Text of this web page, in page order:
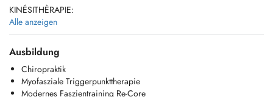
KINÉSITHÈRAPIE:
Schmerzen und Bewegungseinschränkungen haben meist mehr als nur
einen Grund. Oft liegen die Ursachen bei verschiedenen Fehlhaltungen
und Fehlbelastungen.
Gemeinsam erarbeiten wir eine auf Sie persönlich abgestimmte
Therapie für mehr Schmerz- und Bewegungsfreiheit. Durch
Chiropraktik in Verbindung mit Myofaszialen Behandlungen, werden in
der Regel schnelle Behandlungserfolge erzielt.
Alle anzeigen
Ausbildung
Chiropraktik
Myofasziale Triggerpunkttherapie
Modernes Faszientraining Re-Core